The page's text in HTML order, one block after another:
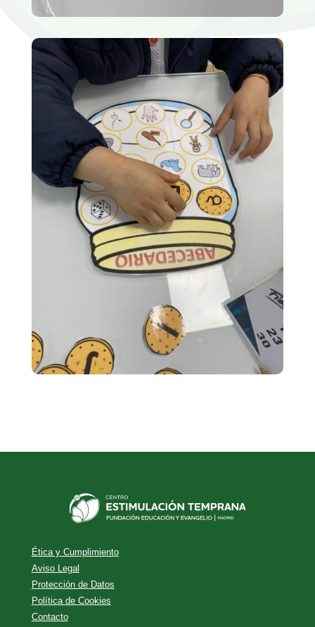
Ética y Cumplimiento
Aviso Legal
Protección de Datos
Política de Cookies
Contacto